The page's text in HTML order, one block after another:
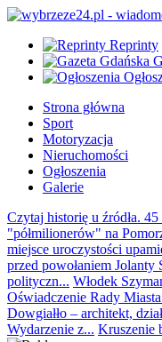
Reprinty
Strona główna
Sport
Motoryzacja
Nieruchomości
Ogłoszenia
Galerie
Czytaj historię u źródła.
"półmilionerów" na
miejsce uroczystości
przed powołaniem Jolanty
polityczn... Włodek
Oświadczenie Rady
Dowgiałło – architekt,
Wydarzenie z... Kruszenie